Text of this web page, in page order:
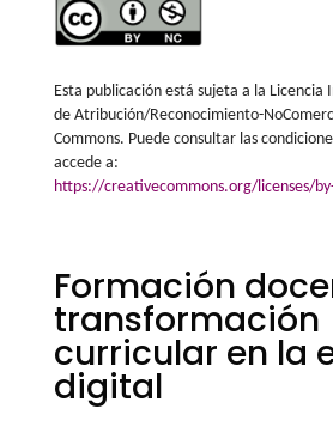
Esta publicación está sujeta a la Licencia
de Atribución/Reconocimiento-
Commons. Puede consultar las
accede a:
https://creativecommons.org/licenses/
Formación
transformación
curricular en la
digital